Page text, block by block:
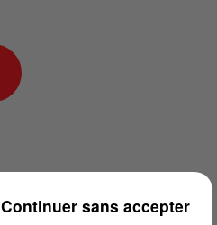
Continuer sans accepter